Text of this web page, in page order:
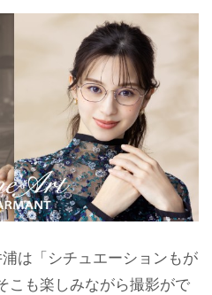
は「シチュエーションもが
こも楽しみながら撮影がで